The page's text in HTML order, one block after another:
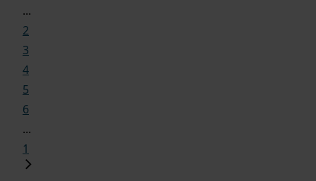
...
2
3
4
5
6
...
1